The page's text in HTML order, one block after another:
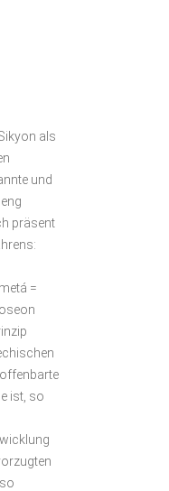
als
und
präsent
=
ist, so